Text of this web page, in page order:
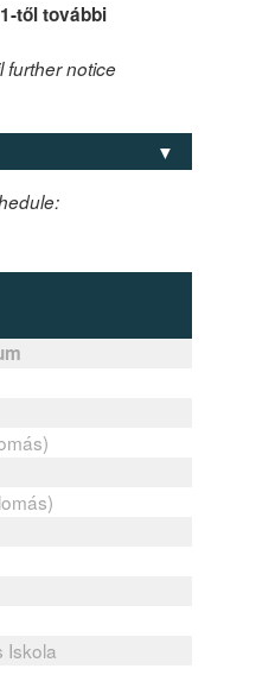
től további
further notice
Iskola